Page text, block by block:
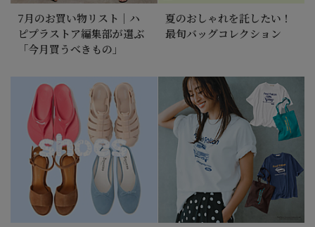
7月のお買い物リスト｜ハ
ピプラストア編集部が選ぶ
「今月買うべきもの」
夏のおしゃれを託したい！
最旬バッグコレクション